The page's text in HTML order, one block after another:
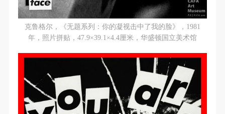
克鲁格尔，《无题系列：你的凝视击中了我的脸》，1981
年，照片拼贴，47.9×39.1×4.4厘米，华盛顿国立美术馆